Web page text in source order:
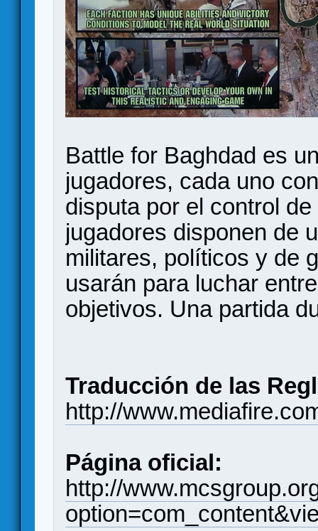
Battle for Baghdad es
jugadores, cada uno
disputa por el control
jugadores disponen de
militares, políticos y de
usarán para luchar
objetivos. Una partida
Traducción de las
http://
Página oficial:
http://